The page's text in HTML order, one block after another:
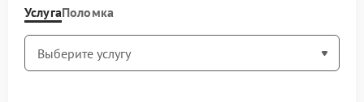
УслугаПоломка